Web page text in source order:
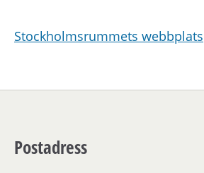
Stockholmsrummets webbplats
Postadress